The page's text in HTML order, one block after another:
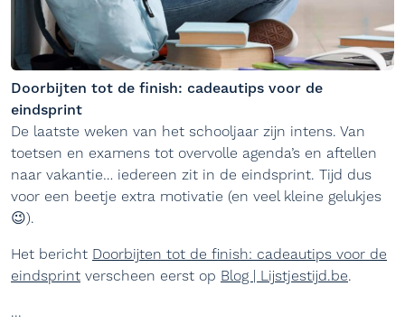
Doorbijten tot de finish: cadeautips voor de
eindsprint
De laatste weken van het schooljaar zijn intens. Van
toetsen en examens tot overvolle agenda’s en aftellen
naar vakantie… iedereen zit in de eindsprint. Tijd dus
voor een beetje extra motivatie (en veel kleine gelukjes
😉).
Het bericht Doorbijten tot de finish: cadeautips voor de
eindsprint verscheen eerst op Blog | Lijstjestijd.be.
...